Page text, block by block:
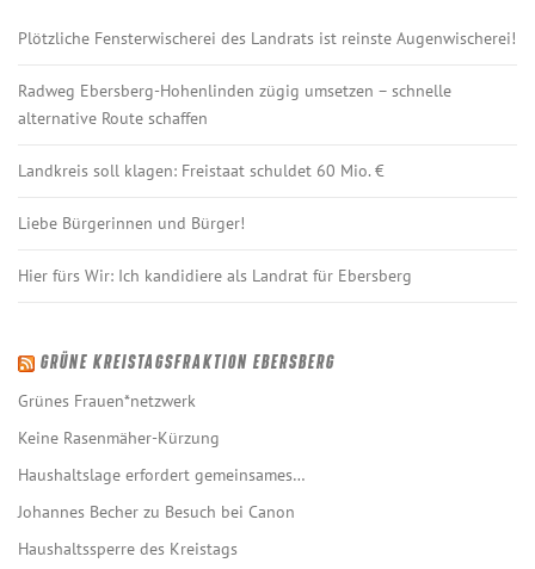
Plötzliche Fensterwischerei des Landrats ist reinste Augenwischerei!
Radweg Ebersberg-Hohenlinden zügig umsetzen – schnelle
alternative Route schaffen
Landkreis soll klagen: Freistaat schuldet 60 Mio. €
Liebe Bürgerinnen und Bürger!
Hier fürs Wir: Ich kandidiere als Landrat für Ebersberg
GRÜNE KREISTAGSFRAKTION EBERSBERG
Grünes Frauen*netzwerk
Keine Rasenmäher-Kürzung
Haushaltslage erfordert gemeinsames…
Johannes Becher zu Besuch bei Canon
Haushaltssperre des Kreistags